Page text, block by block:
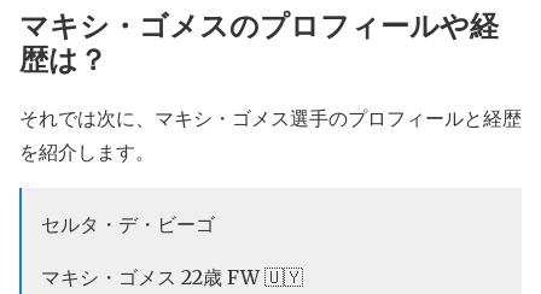
マキシ・ゴメスのプロフィールや経
歴は？
それでは次に、マキシ・ゴメス選手のプロフィールと経歴
を紹介します。
セルタ・デ・ビーゴ
マキシ・ゴメス 22歳 FW 🇺🇾